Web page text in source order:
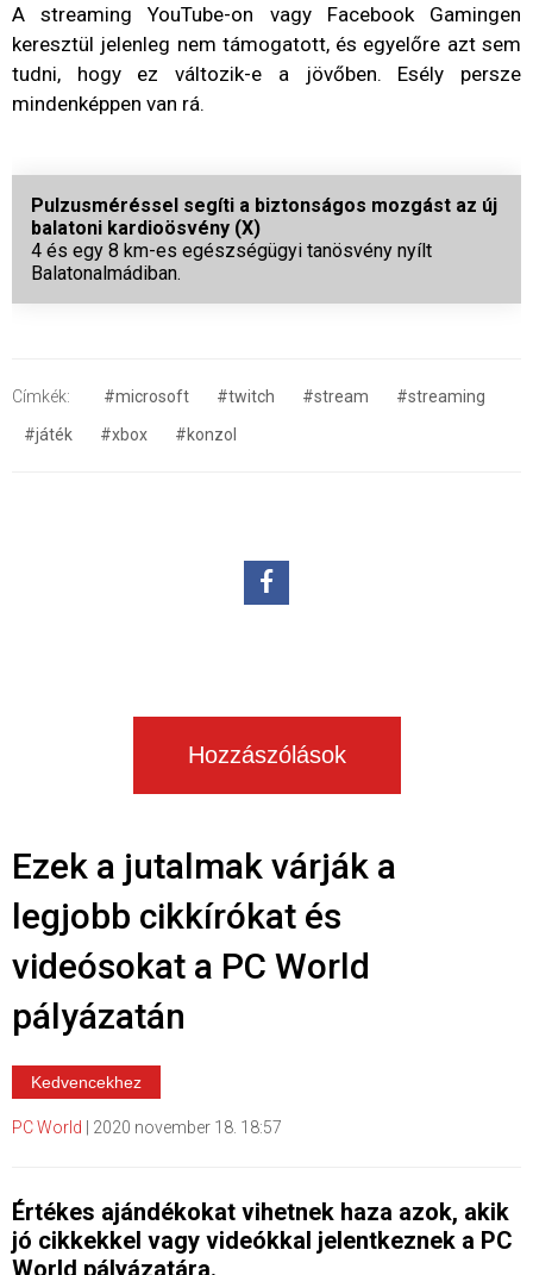
A streaming YouTube-on vagy Facebook Gamingen
keresztül jelenleg nem támogatott, és egyelőre azt sem
tudni, hogy ez változik-e a jövőben. Esély persze
mindenképpen van rá.
Pulzusméréssel segíti a biztonságos mozgást az új
balatoni kardioösvény (X)
4 és egy 8 km-es egészségügyi tanösvény nyílt
Balatonalmádiban.
Címkék: #microsoft #twitch #stream
#streaming
#játék
#xbox #konzol
Hozzászólások
Ezek a jutalmak várják a
legjobb cikkírókat és
videósokat a PC World
pályázatán
Kedvencekhez
PC World 2020 november 18. 18:57
Értékes ajándékokat vihetnek haza azok, akik
jó cikkekkel vagy videókkal jelentkeznek a PC
World pályázatára.